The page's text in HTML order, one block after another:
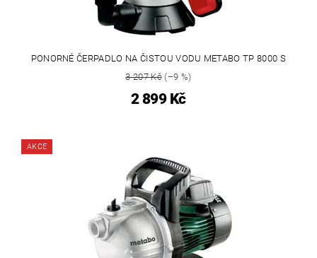
PONORNÉ ČERPADLO NA ČISTOU VODU METABO TP 8000 S
3 207 Kč(–9 %)
2 899 Kč
AKCE